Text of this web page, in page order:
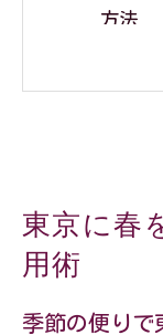
方法
東京
東京
季節の
東京に春
用術
季節の便りで